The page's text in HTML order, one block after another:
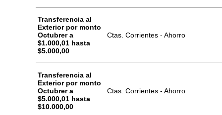
Transferencia al
Exterior por monto
Octubrer a
$1.000,01 hasta
$5.000,00
Ctas. Corrientes - Ahorro
Transferencia al
Exterior por monto
Octubrer a
$5.000,01 hasta
$10.000,00
Ctas. Corrientes - Ahorro